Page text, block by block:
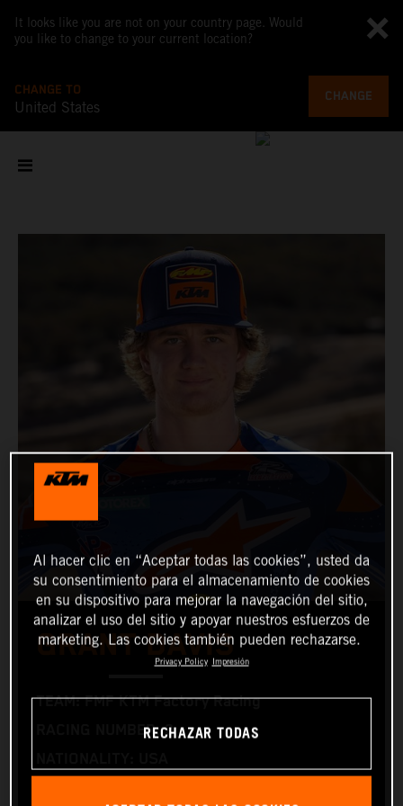
It looks like you are not on your country page. Would
you like to change to your current location?
CHANGE TO
United States
CHANGE
GRANT DAVIS
TEAM: FMF KTM Factory Racing
RACING NUMBER: 2
Al hacer clic en “Aceptar todas las cookies”, usted da
su consentimiento para el almacenamiento de cookies
en su dispositivo para mejorar la navegación del sitio,
analizar el uso del sitio y apoyar nuestros esfuerzos de
marketing. Las cookies también pueden rechazarse.
Privacy Policy Impresión
RECHAZAR TODAS